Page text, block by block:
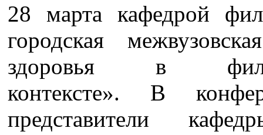
28 марта кафедрой
городская
здоровья в
контексте». В
представители